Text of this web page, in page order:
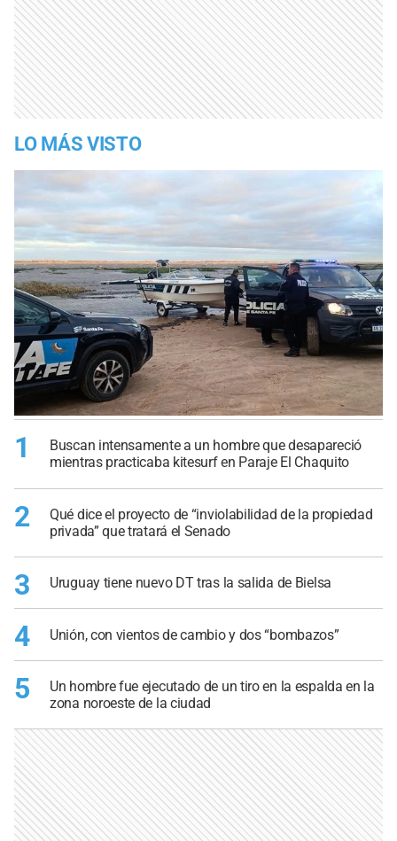
LO MÁS VISTO
1
Buscan intensamente a un hombre que desapareció
mientras practicaba kitesurf en Paraje El Chaquito
2
Qué dice el proyecto de “inviolabilidad de la propiedad
privada” que tratará el Senado
3 Uruguay tiene nuevo DT tras la salida de Bielsa
4 Unión, con vientos de cambio y dos “bombazos”
5
Un hombre fue ejecutado de un tiro en la espalda en la
zona noroeste de la ciudad